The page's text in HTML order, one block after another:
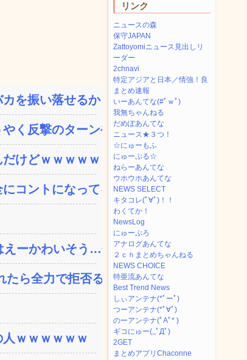
を振い落せるから合...
く反撃のターンやね...
けどｗｗｗｗｗｗ
にコントになってる…...
えーかわいそう…会...
たら全力で拒否るｗ...
ｗｗｗｗｗｗ
リンク
ニュースの森
保守JAPAN
Zattoyomiニュース見出しリ
ーダー
2chnavi
特定アジアと日本／情強！良
まとめ速報
いーあんてな(#ﾟｗﾟ)
我無ちゃんねる
だめぽあんてな
ニュース★３つ！
☆にゅーもふ
にゅーぷる☆
ねらーあんてな
ウホウホあんてな
NEWS SELECT
キタコレ(ﾟ∀ﾟ)！！
わくてか！
NewsLog
にゅーぷろ
アナログあんてな
２ｃｈまとめちゃんねる
NEWS CHOICE
特亜流あんてな
Best Trend News
しぃアンテナ(*ﾟーﾟ)
つーアンテナ(*ﾟ∀ﾟ)
のーアンテナ(ﾟAﾟ* )
ギコにゅー(,,ﾟДﾟ)
2GET
まとめアプリChaconne